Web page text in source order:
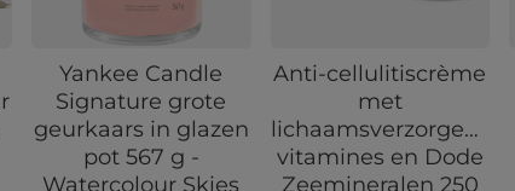
Yankee Candle
Signature grote
geurkaars in glazen
pot 567 g -
Watercolour Skies
Anti-cellulitiscrème
met
lichaamsverzorgende
vitamines en Dode
Zeemineralen 250